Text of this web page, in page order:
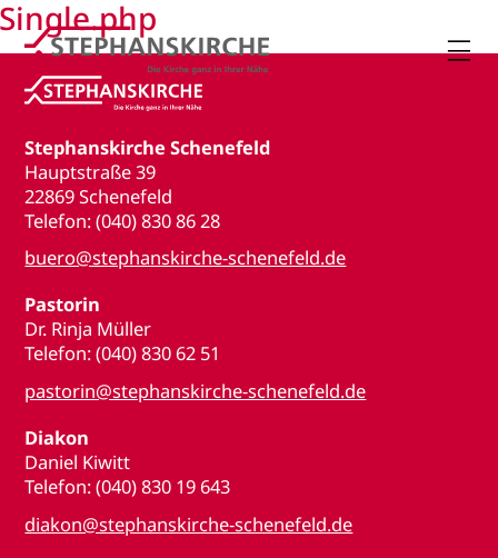

Stephanskirche Schenefeld
Hauptstraße 39
22869 Schenefeld
Telefon: (040) 830 86 28
buero@stephanskirche-schenefeld.de
Pastorin
Dr. Rinja Müller
Telefon: (040) 830 62 51
pastorin@stephanskirche-schenefeld.de
Diakon
Daniel Kiwitt
Telefon: (040) 830 19 643
diakon@stephanskirche-schenefeld.de